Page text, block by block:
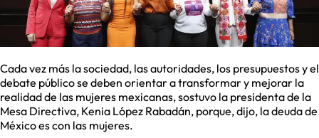
Cada vez más la sociedad, las autoridades, los presupuestos y el
debate público se deben orientar a transformar y mejorar la
realidad de las mujeres mexicanas, sostuvo la presidenta de la
Mesa Directiva, Kenia López Rabadán, porque, dijo, la deuda de
México es con las mujeres.